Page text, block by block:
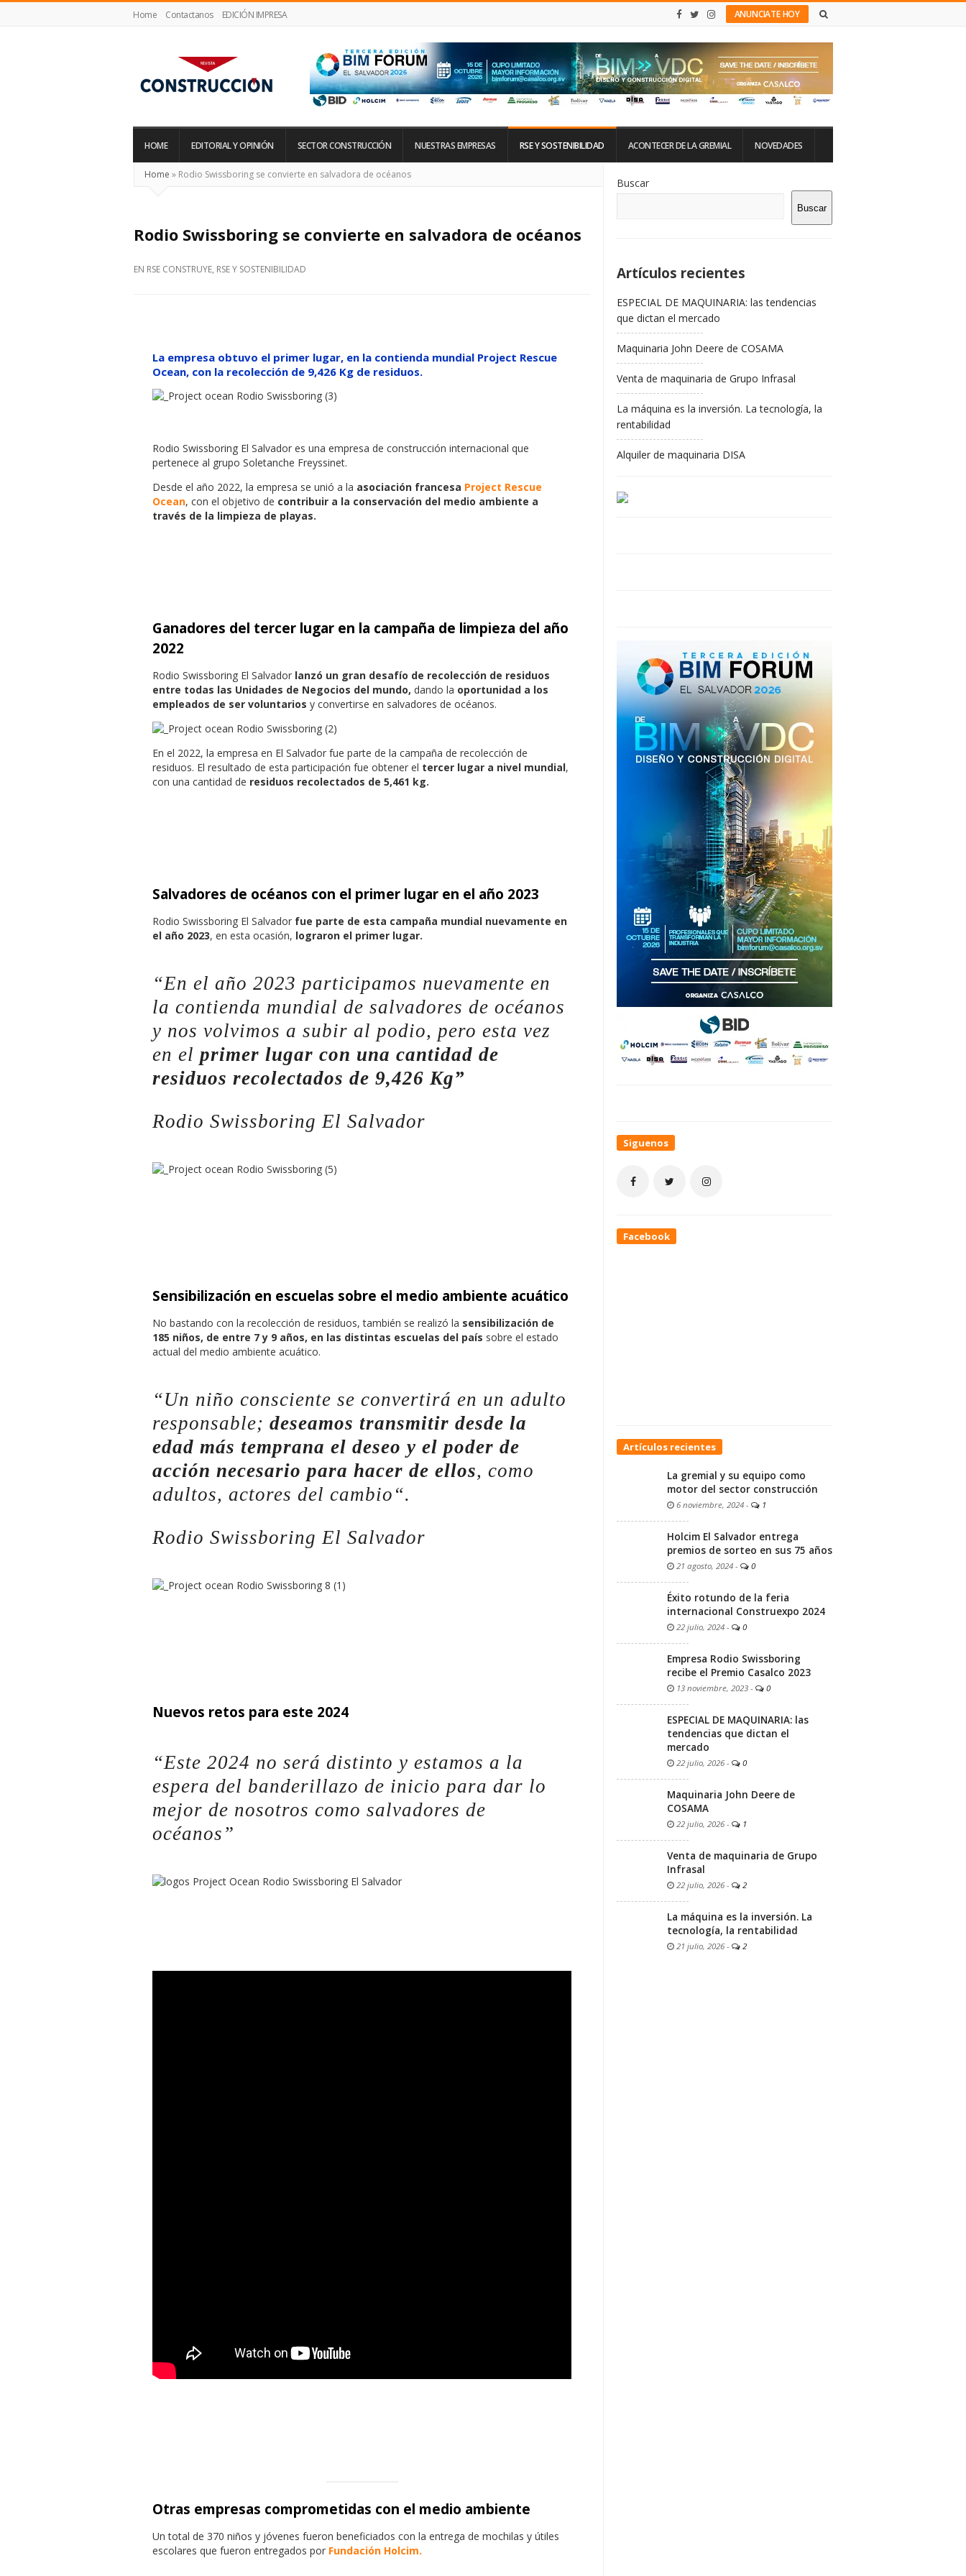
Home Contactanos EDICIÓN IMPRESA ANUNCIATE HOY
Construcción
HOME EDITORIAL Y OPINIÓN SECTOR CONSTRUCCIÓN NUESTRAS EMPRESAS RSE Y SOSTENIBILIDAD ACONTECER DE LA GREMIAL NOVEDADES
Home » Rodio Swissboring se convierte en salvadora de océanos
Rodio Swissboring se convierte en salvadora de océanos
EN RSE CONSTRUYE, RSE Y SOSTENIBILIDAD
La empresa obtuvo el primer lugar, en la contienda mundial Project Rescue
Ocean, con la recolección de 9,426 Kg de residuos.
Rodio Swissboring El Salvador es una empresa de construcción internacional que
pertenece al grupo Soletanche Freyssinet.
Desde el año 2022, la empresa se unió a la asociación francesa Project Rescue
Ocean, con el objetivo de contribuir a la conservación del medio ambiente a
través de la limpieza de playas.
Ganadores del tercer lugar en la campaña de limpieza del año
2022
Rodio Swissboring El Salvador lanzó un gran desafío de recolección de residuos
entre todas las Unidades de Negocios del mundo, dando la oportunidad a los
empleados de ser voluntarios y convertirse en salvadores de océanos.
En el 2022, la empresa en El Salvador fue parte de la campaña de recolección de
residuos. El resultado de esta participación fue obtener el tercer lugar a nivel mundial,
con una cantidad de residuos recolectados de 5,461 kg.
Salvadores de océanos con el primer lugar en el año 2023
Rodio Swissboring El Salvador fue parte de esta campaña mundial nuevamente en
el año 2023, en esta ocasión, lograron el primer lugar.
“En el año 2023 participamos nuevamente en
la contienda mundial de salvadores de océanos
y nos volvimos a subir al podio, pero esta vez
en el primer lugar con una cantidad de
residuos recolectados de 9,426 Kg”
Rodio Swissboring El Salvador
Sensibilización en escuelas sobre el medio ambiente acuático
No bastando con la recolección de residuos, también se realizó la sensibilización de
185 niños, de entre 7 y 9 años, en las distintas escuelas del país sobre el estado
actual del medio ambiente acuático.
“Un niño consciente se convertirá en un adulto
responsable; deseamos transmitir desde la
edad más temprana el deseo y el poder de
acción necesario para hacer de ellos, como
adultos, actores del cambio “.
Rodio Swissboring El Salvador
Nuevos retos para este 2024
“Este 2024 no será distinto y estamos a la
espera del banderillazo de inicio para dar lo
mejor de nosotros como salvadores de
océanos”
Otras empresas comprometidas con el medio ambiente
Un total de 370 niños y jóvenes fueron beneficiados con la entrega de mochilas y útiles
escolares que fueron entregados por Fundación Holcim.
De
La
Buscar
Buscar
Artículos recientes
ESPECIAL DE MAQUINARIA: las tendencias
que dictan el mercado
Maquinaria John Deere de COSAMA
Venta de maquinaria de Grupo Infrasal
La máquina es la inversión. La tecnología, la
rentabilidad
Alquiler de maquinaria DISA
Siguenos
Facebook
Artículos recientes
La gremial y su equipo como
motor del sector construcción
6 noviembre, 2024 - 1
Holcim El Salvador entrega
premios de sorteo en sus 75 años
21 agosto, 2024 - 0
Éxito rotundo de la feria
internacional Construexpo 2024
22 julio, 2024 - 0
Empresa Rodio Swissboring
recibe el Premio Casalco 2023
13 noviembre, 2023 - 0
ESPECIAL DE MAQUINARIA: las
tendencias que dictan el
mercado
22 julio, 2026 - 0
Maquinaria John Deere de
COSAMA
22 julio, 2026 - 1
Venta de maquinaria de Grupo
Infrasal
22 julio, 2026 - 2
La máquina es la inversión. La
tecnología, la rentabilidad
21 julio, 2026 - 2